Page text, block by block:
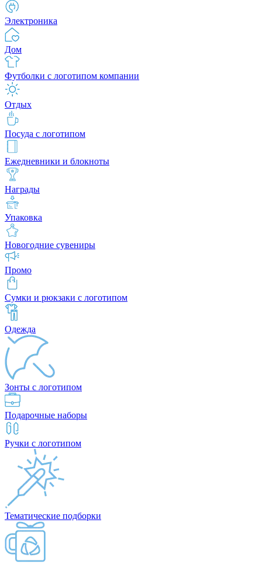
Электроника
Дом
Футболки с логотипом компании
Отдых
Посуда с логотипом
Ежедневники и блокноты
Награды
Упаковка
Новогодние сувениры
Промо
Сумки и рюкзаки с логотипом
Одежда
Зонты с логотипом
Подарочные наборы
Ручки с логотипом
Тематические подборки